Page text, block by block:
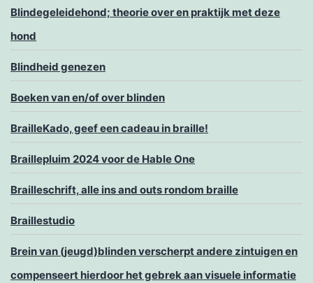
Blindegeleidehond; theorie over en praktijk met deze
hond
Blindheid genezen
Boeken van en/of over blinden
BrailleKado, geef een cadeau in braille!
Braillepluim 2024 voor de Hable One
Brailleschrift, alle ins and outs rondom braille
Braillestudio
Brein van (jeugd)blinden verscherpt andere zintuigen en
compenseert hierdoor het gebrek aan visuele informatie